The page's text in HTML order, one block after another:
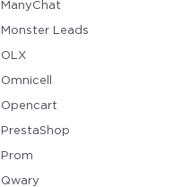
ManyChat
Monster Leads
OLX
Omnicell
Opencart
PrestaShop
Prom
Qwary